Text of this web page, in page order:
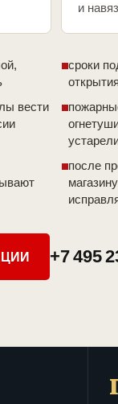
и
сроки
вести
после
+7 495